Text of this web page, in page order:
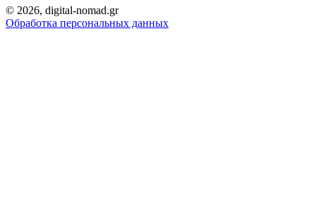
© 2026, digital-nomad.gr
Обработка персональных данных